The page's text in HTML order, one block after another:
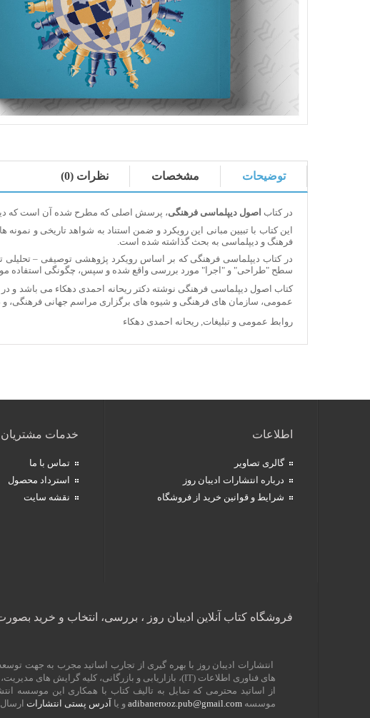
توضیحات مشخصات نظرات (0)
در کتاب اصول دیپلماسی فرهنگی، پرسش اصلی که مطرح شده آن است که
این کتاب با تبیین مبانی این رویکرد و ضمن استناد به شواهد تاریخی و
فرهنگ و دیپلماسی به بحث گذاشته شده است.
در کتاب دیپلماسی فرهنگی که بر اساس رویکرد پژوهشی توصیفی –تحلیلی
سطح "طراحی" و "اجرا" مورد بررسی واقع شده و سپس، چگونگی استفاده
کتاب اصول دیپلماسی فرهنگی نوشته دکتر ریحانه احمدی دهکاء می باشد
عمومی، سازمان­ های فرهنگی و شیوه ­های برگزاری مراسم جهانی فرهنگی، و
روابط عمومی و تبلیغات ریحانه احمدی دهکاء
اطلاعات
گالری تصاویر
درباره انتشارات ادیبان روز
شرایط و قوانین خرید از فروشگاه
خدمات مشتریان
تماس با ما
استرداد محصول
نقشه سایت
فروشگاه کتاب آنلاین ادیبان روز ، بررسی، انتخاب و خرید بصورت
انتشارات ادیبان روز با بهره گیری از تجارب اساتید مجرب به جهت
های فناوری اطلاعات (IT)، بازاریابی و بازرگانی، کلیه گرایش های
از اساتید محترمی که تمایل به تالیف کتاب با همکاری این موسسه
موسسه adibanerooz.pub@gmail.com و یا آدرس پستی انتشارات ارسال